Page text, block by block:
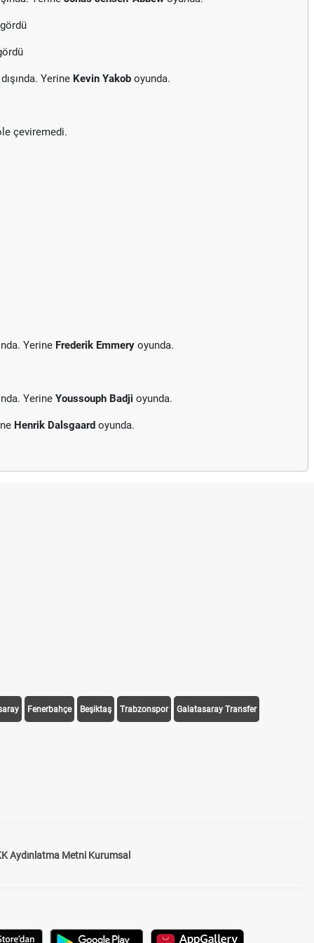
Yerine Kevin Yakob oyunda.
çeviremedi.
Yerine Frederik Emmery oyunda.
Yerine Youssouph Badji oyunda.
Henrik Dalsgaard oyunda.
Fenerbahçe Beşiktaş Trabzonspor Galatasaray Transfer
Aydınlatma Metni Kurumsal